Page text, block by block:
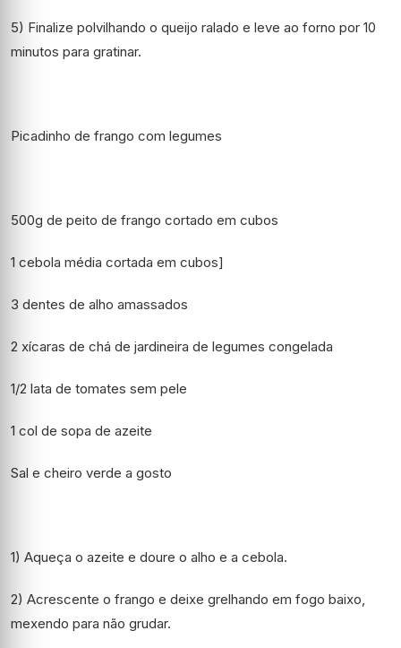
5) Finalize polvilhando o queijo ralado e leve ao forno por 10
minutos para gratinar.
Picadinho de frango com legumes
500g de peito de frango cortado em cubos
1 cebola média cortada em cubos]
3 dentes de alho amassados
2 xícaras de chá de jardineira de legumes congelada
1/2 lata de tomates sem pele
1 col de sopa de azeite
Sal e cheiro verde a gosto
1) Aqueça o azeite e doure o alho e a cebola.
2) Acrescente o frango e deixe grelhando em fogo baixo,
mexendo para não grudar.